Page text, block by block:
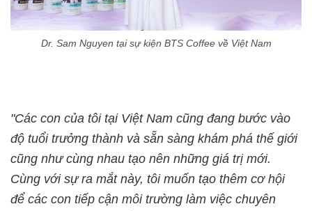
Dr. Sam Nguyen tại sự kiện BTS Coffee về Việt Nam
"Các con của tôi tại Việt Nam cũng đang bước vào
độ tuổi trưởng thành và sẵn sàng khám phá thế giới
cũng như cùng nhau tạo nên những giá trị mới.
Cùng với sự ra mắt này, tôi muốn tạo thêm cơ hội
để các con tiếp cận môi trường làm việc chuyên